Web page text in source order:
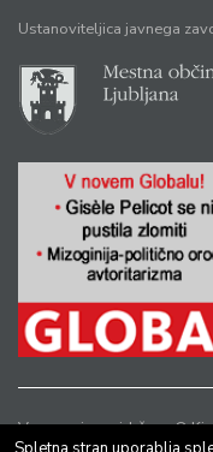
Ustanoviteljica javnega
Vse pravice pridržane ©